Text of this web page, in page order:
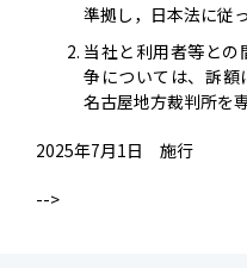
準拠し，日本法に従
当社と利用者等と
争については、訴額
名古屋地方裁判所を
2025年7月1日 施行
-->